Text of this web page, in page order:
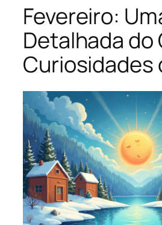
Fevereiro:
Detalhada do
Curiosidades